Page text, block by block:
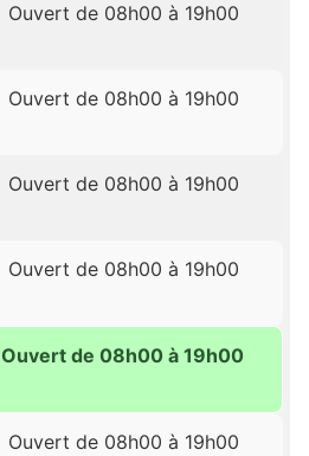
Ouvert de 08h00 à 19h00
Ouvert de 08h00 à 19h00
Ouvert de 08h00 à 19h00
Ouvert de 08h00 à 19h00
Ouvert de 08h00 à 19h00
Ouvert de 08h00 à 19h00